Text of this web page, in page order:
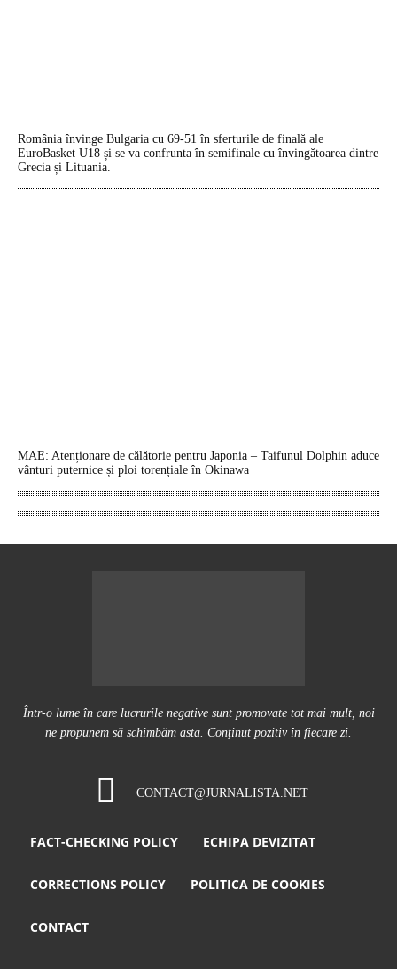
România învinge Bulgaria cu 69-51 în sferturile de finală ale
EuroBasket U18 și se va confrunta în semifinale cu învingătoarea dintre
Grecia și Lituania.
MAE: Atenționare de călătorie pentru Japonia – Taifunul Dolphin aduce
vânturi puternice și ploi torențiale în Okinawa
Într-o lume în care lucrurile negative sunt promovate tot mai mult, noi
ne propunem să schimbăm asta. Conţinut pozitiv în fiecare zi.
CONTACT@JURNALISTA.NET
FACT-CHECKING POLICY ECHIPA DEVIZITAT
CORRECTIONS POLICY POLITICA DE COOKIES
CONTACT